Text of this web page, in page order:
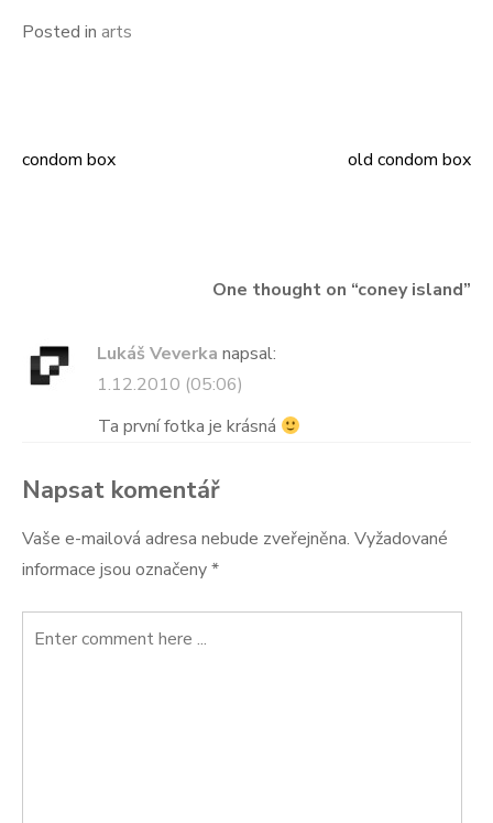
Posted in arts
Navigace
condom box old condom box
One thought on “coney island”
Lukáš Veverka napsal:
1.12.2010 (05:06)
Ta první fotka je krásná
Napsat komentář
Vaše e-mailová adresa nebude zveřejněna. Vyžadované
informace jsou označeny*